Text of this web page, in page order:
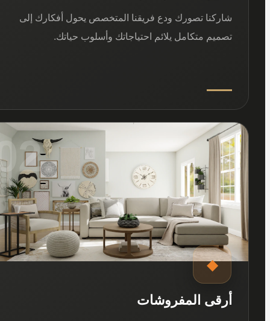
شاركنا تصورك ودع فريقنا المتخصص يحول أفكارك إلى
تصميم متكامل يلائم احتياجاتك وأسلوب حياتك.
02
◆
أرقى المفروشات